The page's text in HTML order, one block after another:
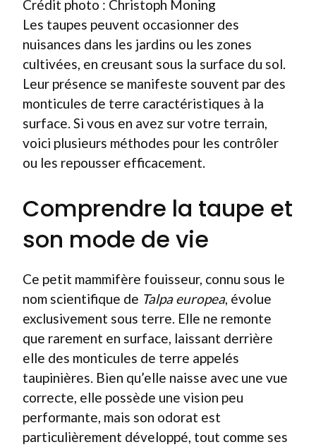
Crédit photo : Christoph Moning
Les taupes peuvent occasionner des
nuisances dans les jardins ou les zones
cultivées, en creusant sous la surface du sol.
Leur présence se manifeste souvent par des
monticules de terre caractéristiques à la
surface. Si vous en avez sur votre terrain,
voici plusieurs méthodes pour les contrôler
ou les repousser efficacement.
Comprendre la taupe et
son mode de vie
Ce petit mammifère fouisseur, connu sous le
nom scientifique de Talpa europea, évolue
exclusivement sous terre. Elle ne remonte
que rarement en surface, laissant derrière
elle des monticules de terre appelés
taupinières. Bien qu’elle naisse avec une vue
correcte, elle possède une vision peu
performante, mais son odorat est
particulièrement développé, tout comme ses